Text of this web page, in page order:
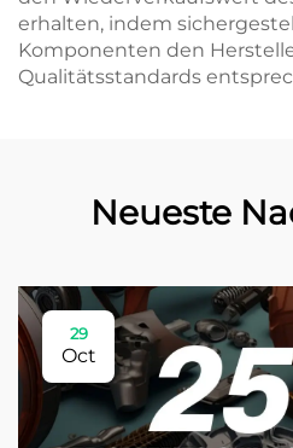
erhalten, indem
Komponenten den
Qualitätsstandards
Neueste
29
Oct